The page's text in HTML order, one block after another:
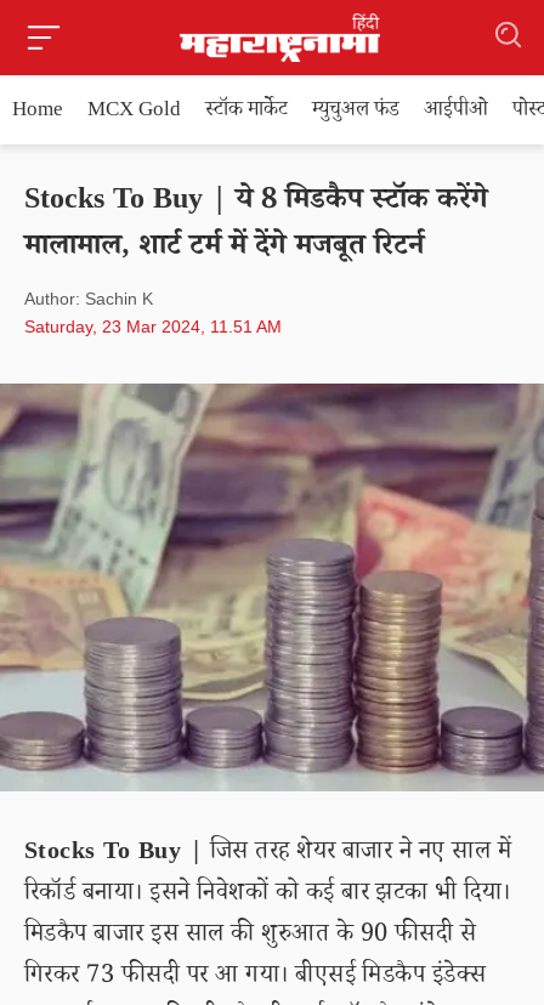
Home MCX Gold स्टॉक मार्केट म्युचुअल फंड आईपीओ
Stocks To Buy | ये 8 मिडकैप स्टॉक करेंगे
मालामाल, शार्ट टर्म में देंगे मजबूत रिटर्न
Author: Sachin K
Saturday, 23 Mar 2024, 11.51 AM
Stocks To Buy | जिस तरह शेयर बाजार ने नए साल में
रिकॉर्ड बनाया। इसने निवेशकों को कई बार झटका भी दिया।
मिडकैप बाजार इस साल की शुरुआत के 90 फीसदी से
गिरकर 73 फीसदी पर आ गया। बीएसई मिडकैप इंडेक्स